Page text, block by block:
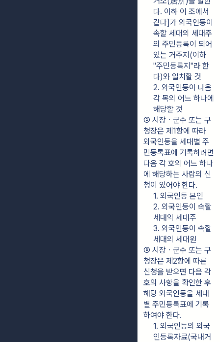
다. 이하 이 조에서
같다]가 외국인등이
속할 세대의 세대주
의 주민등록이 되어
있는 거주지(이하
"주민등록지"라 한
다)와 일치할 것
2. 외국인등이 다음
각 목의 어느 하나에
해당할 것
② 시장ㆍ군수 또는 구
청장은 제1항에 따라
외국인등을 세대별 주
민등록표에 기록하려면
다음 각 호의 어느 하나
에 해당하는 사람의 신
청이 있어야 한다.
1. 외국인등 본인
2. 외국인등이 속할
세대의 세대주
3. 외국인등이 속할
세대의 세대원
③ 시장ㆍ군수 또는 구
청장은 제2항에 따른
신청을 받으면 다음 각
호의 사항을 확인한 후
해당 외국인등을 세대
별 주민등록표에 기록
하여야 한다.
1. 외국인등의 외국
인등록자료(국내거